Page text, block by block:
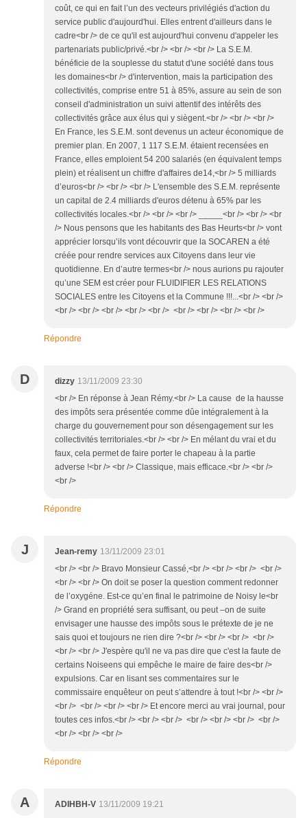
coût, ce qui en fait l’un des vecteurs privilégiés d'action du
service public d'aujourd'hui. Elles entrent d'ailleurs dans le
cadre<br /> de ce qu'il est aujourd'hui convenu d'appeler les
partenariats public/privé.<br /> <br /> <br /> La S.E.M.
bénéficie de la souplesse du statut d'une société dans tous
les domaines<br /> d'intervention, mais la participation des
collectivités, comprise entre 51 à 85%, assure au sein de son
conseil d'administration un suivi attentif des intérêts des
collectivités grâce aux élus qui y siègent.<br /> <br /> <br />
En France, les S.E.M. sont devenus un acteur économique de
premier plan. En 2007, 1 117 S.E.M. étaient recensées en
France, elles emploient 54 200 salariés (en équivalent temps
plein) et réalisent un chiffre d'affaires de14,<br /> 5 milliards
d’euros<br /> <br /> <br /> L'ensemble des S.E.M. représente
un capital de 2.4 milliards d'euros détenu à 65% par les
collectivités locales.<br /> <br /> <br /> _____<br /> <br /> <br
/> Nous pensons que les habitants des Bas Heurts<br /> vont
apprécier lorsqu’ils vont découvrir que la SOCAREN a été
créée pour rendre services aux Citoyens dans leur vie
quotidienne. En d’autre termes<br /> nous aurions pu rajouter
qu’une SEM est créer pour FLUIDIFIER LES RELATIONS
SOCIALES entre les Citoyens et la Commune !!!...<br /> <br />
<br /> <br /> <br /> <br /> <br /> <br /> <br /> <br /> <br />
Répondre
D dizzy 13/11/2009 23:30
<br /> En réponse à Jean Rémy.<br /> La cause de la hausse
des impôts sera présentée comme dûe intégralement à la
charge du gouvernement pour son désengagement sur les
collectivités territoriales.<br /> <br /> En mélant du vrai et du
faux, cela permet de faire porter le chapeau à la partie
adverse !<br /> <br /> Classique, mais efficace.<br /> <br />
<br />
Répondre
J Jean-remy 13/11/2009 23:01
<br /> <br /> Bravo Monsieur Cassé,<br /> <br /> <br /> <br />
<br /> <br /> On doit se poser la question comment redonner
de l’oxygéne. Est-ce qu’en final le patrimoine de Noisy le<br
/> Grand en propriété sera suffisant, ou peut –on de suite
envisager une hausse des impôts sous le prétexte de je ne
sais quoi et toujours ne rien dire ?<br /> <br /> <br /> <br />
<br /> <br /> J'espère qu'il ne va pas dire que c'est la faute de
certains Noiseens qui empêche le maire de faire des<br />
expulsions. Car en lisant ses commentaires sur le
commissaire enquêteur on peut s’attendre à tout !<br /> <br />
<br /> <br /> <br /> <br /> Et encore merci au vrai journal, pour
toutes ces infos.<br /> <br /> <br /> <br /> <br /> <br /> <br />
<br /> <br /> <br />
Répondre
A ADIHBH-V 13/11/2009 19:21